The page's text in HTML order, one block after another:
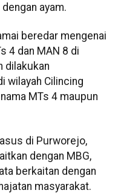
ayam.
beredar mengenai
4 dan MAN 8 di
dilakukan
wilayah Cilincing
MTs 4 maupun
di Purworejo,
dengan MBG,
berkaitan dengan
masyarakat.